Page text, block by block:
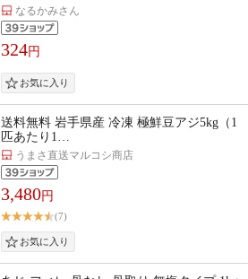
なるかみさん
324円
送料無料 岩手県産 冷凍 極鮮豆アジ5kg（1
匹あたり1…
うまさ直送マルコシ商店
3,480円
(7)